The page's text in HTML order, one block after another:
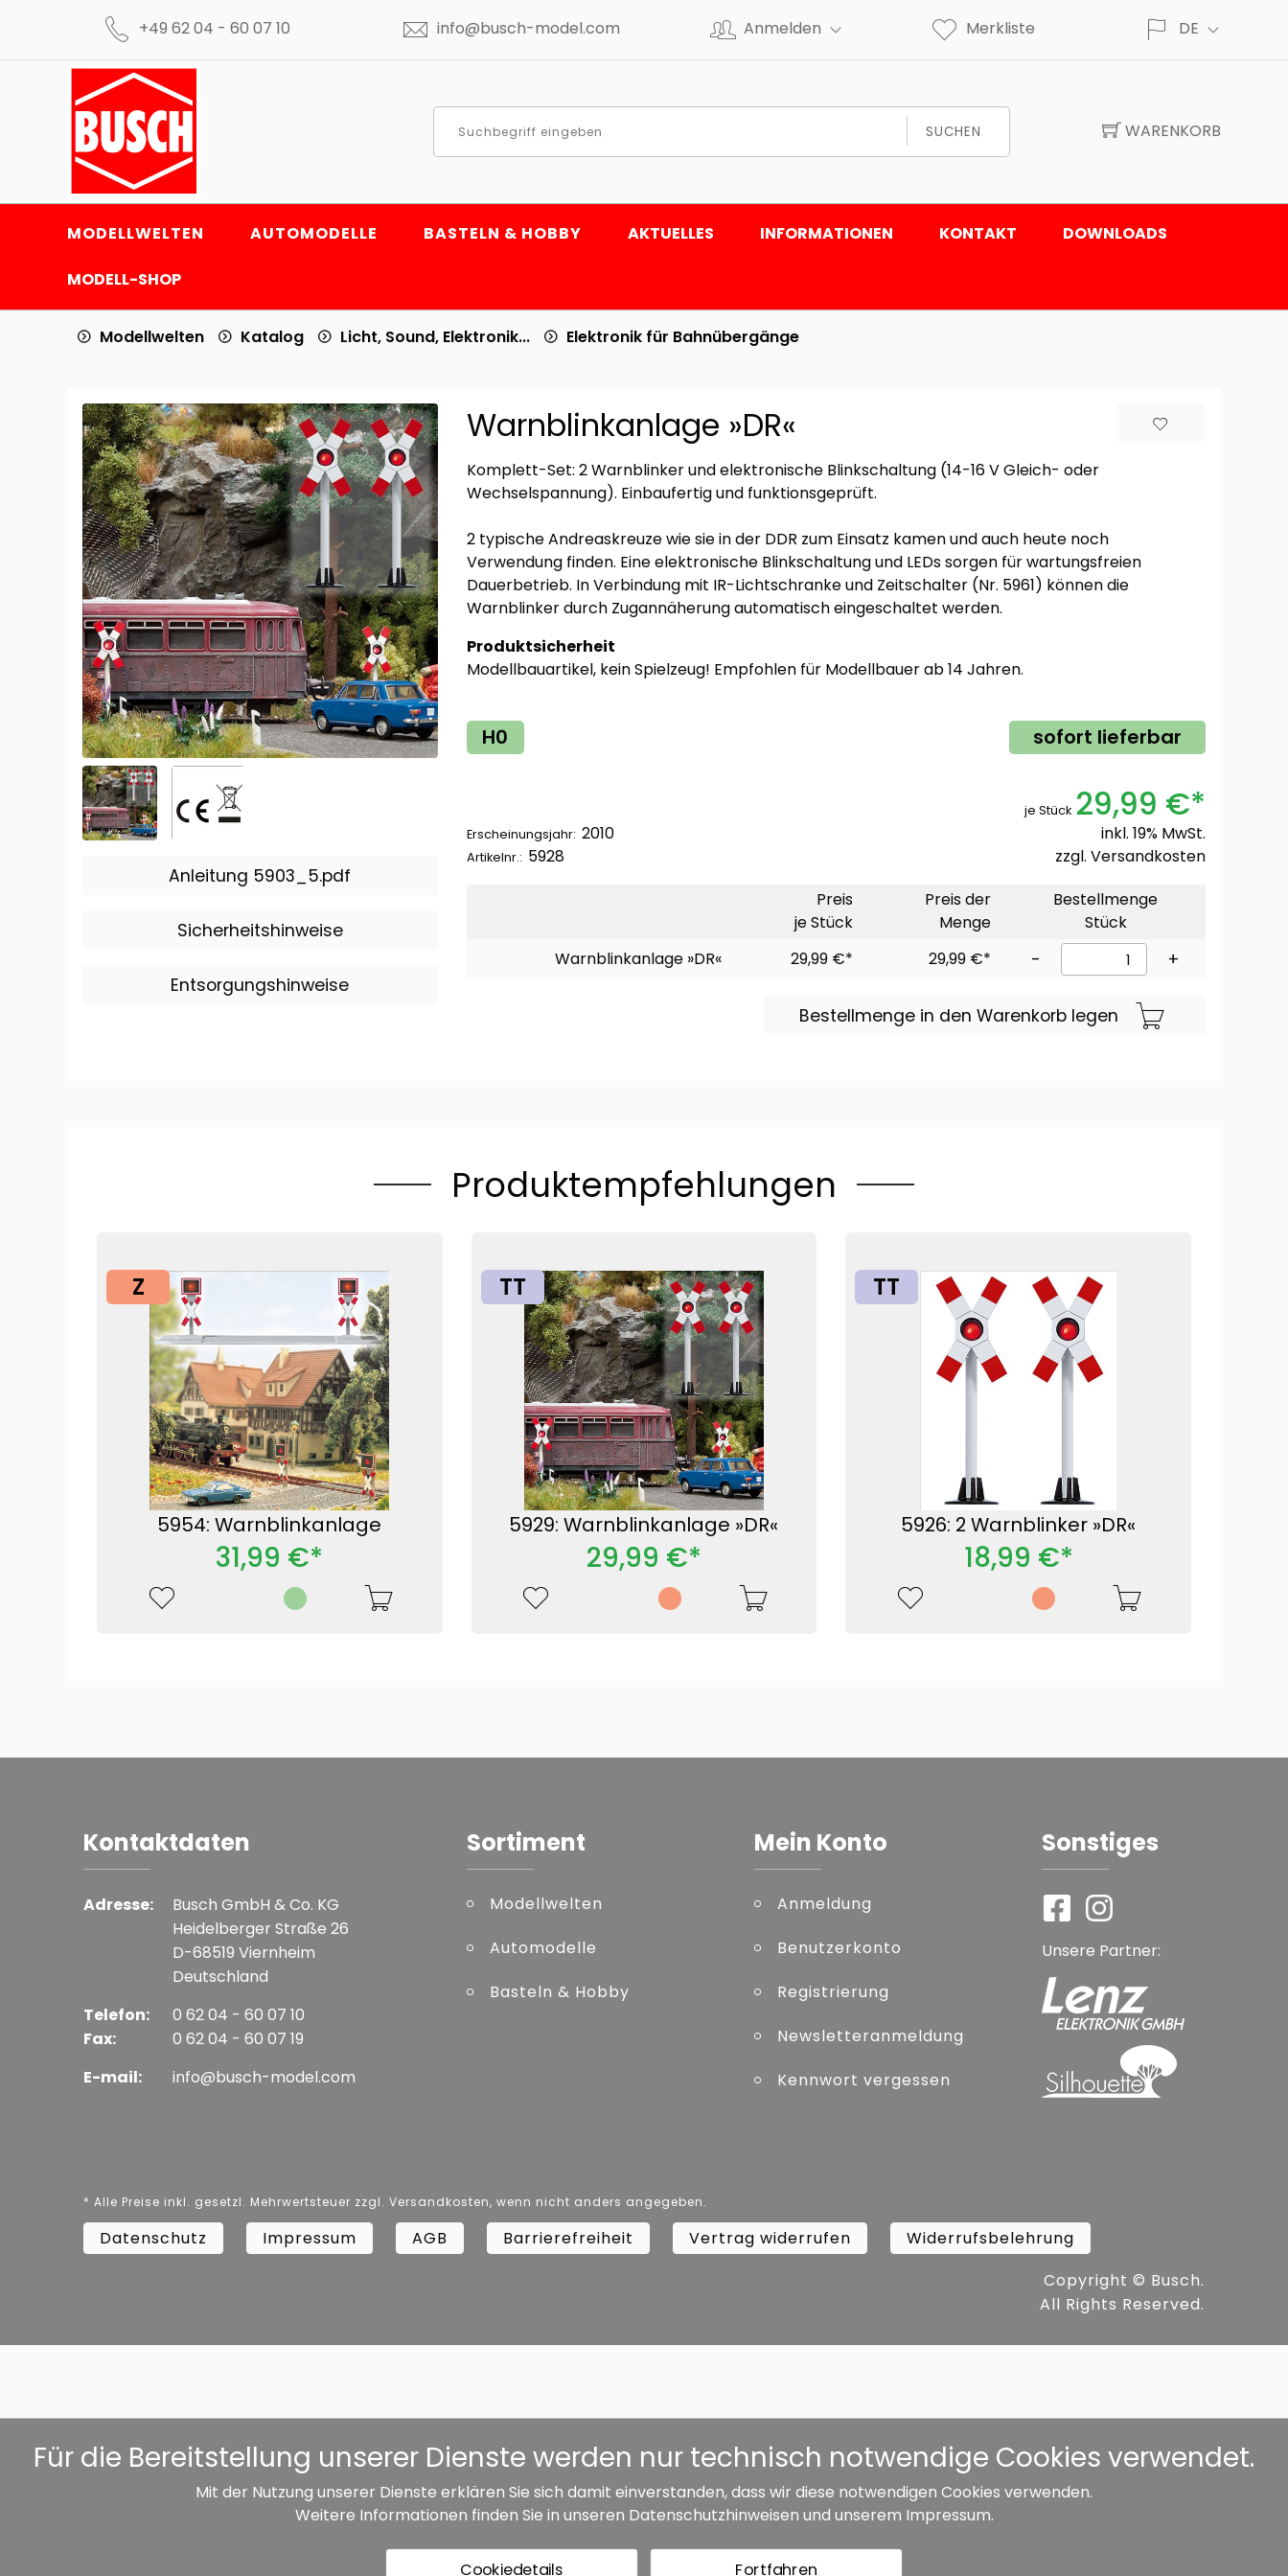
+49 62 04 - 60 07 10 info@busch-model.com Anmelden Merkliste DE
SUCHEN WARENKORB
MODELLWELTEN AUTOMODELLE BASTELN & HOBBY AKTUELLES INFORMATIONEN KONTAKT DOWNLOADS
MODELL-SHOP
Modellwelten Katalog Licht, Sound, Elektronik... Elektronik für Bahnübergänge
Anleitung 5903_5.pdf
Sicherheitshinweise
Entsorgungshinweise
Warnblinkanlage »DR«
Komplett-Set: 2 Warnblinker und elektronische Blinkschaltung (14-16 V Gleich- oder
Wechselspannung). Einbaufertig und funktionsgeprüft.
2 typische Andreaskreuze wie sie in der DDR zum Einsatz kamen und auch heute noch
Verwendung finden. Eine elektronische Blinkschaltung und LEDs sorgen für wartungsfreien
Dauerbetrieb. In Verbindung mit IR-Lichtschranke und Zeitschalter (Nr. 5961) können die
Warnblinker durch Zugannäherung automatisch eingeschaltet werden.
Produktsicherheit
Modellbauartikel, kein Spielzeug! Empfohlen für Modellbauer ab 14 Jahren.
H0 sofort lieferbar
Erscheinungsjahr: 2010
Artikelnr.: 5928
je Stück 29,99 €*
inkl. 19% MwSt.
zzgl. Versandkosten
Preis
je Stück
Preis der
Menge
Bestellmenge
Stück
Warnblinkanlage »DR«
29,99 €* 29,99 €* - +
Bestellmenge in den Warenkorb legen
Produktempfehlungen
Z
5954: Warnblinkanlage
31,99 €*
TT
5929: Warnblinkanlage »DR«
29,99 €*
TT
5926: 2 Warnblinker »DR«
18,99 €*
Kontaktdaten
Adresse:
Busch GmbH & Co. KG
Heidelberger Straße 26
D-68519 Viernheim
Deutschland
Telefon:
Fax:
0 62 04 - 60 07 10
0 62 04 - 60 07 19
E-mail:
info@busch-model.com
Sortiment
Modellwelten
Automodelle
Basteln & Hobby
Mein Konto
Anmeldung
Benutzerkonto
Registrierung
Newsletteranmeldung
Kennwort vergessen
Sonstiges
Unsere Partner:
* Alle Preise inkl. gesetzl. Mehrwertsteuer zzgl. Versandkosten, wenn nicht anders angegeben.
Datenschutz Impressum AGB Barrierefreiheit Vertrag widerrufen
Widerrufsbelehrung
Copyright © Busch.
All Rights Reserved.
Für die Bereitstellung unserer Dienste werden nur technisch notwendige Cookies verwendet.
Mit der Nutzung unserer Dienste erklären Sie sich damit einverstanden, dass wir diese notwendigen Cookies verwenden.
Weitere Informationen finden Sie in unseren Datenschutzhinweisen und unserem Impressum.
Cookiedetails Fortfahren